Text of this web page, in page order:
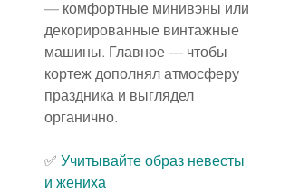
— комфортные минивэны или
декорированные винтажные
машины. Главное — чтобы
кортеж дополнял атмосферу
праздника и выглядел
органично.
✅ Учитывайте образ невесты
и жениха